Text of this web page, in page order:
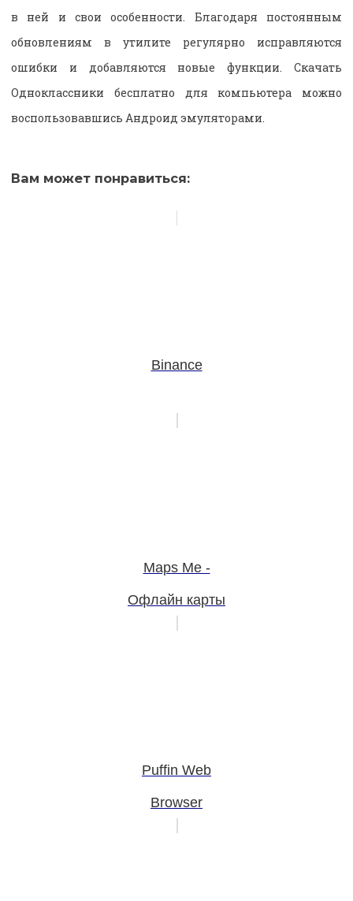
в ней и свои особенности. Благодаря постоянным
обновлениям в утилите регулярно исправляются
ошибки и добавляются новые функции. Скачать
Одноклассники бесплатно для компьютера можно
воспользовавшись Андроид эмуляторами.
Вам может понравиться:
Binance
Maps Me -
Офлайн карты
Puffin Web
Browser